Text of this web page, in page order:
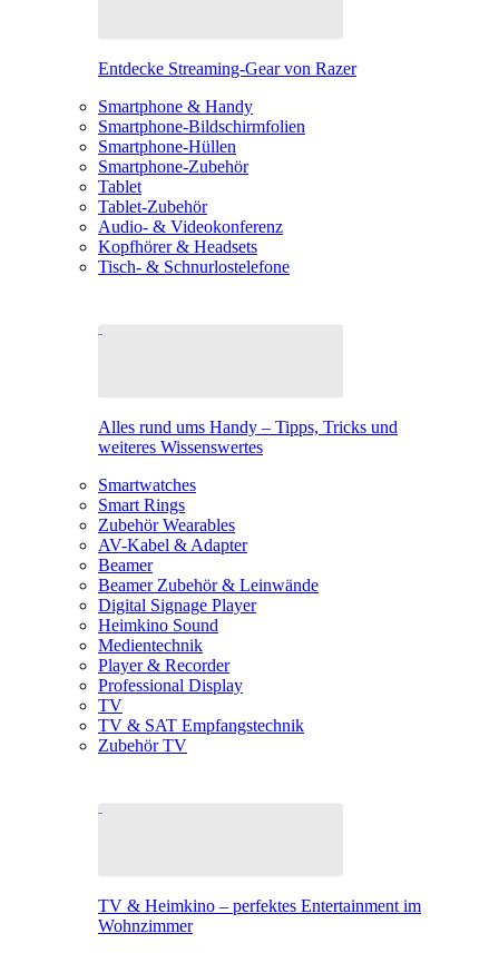
Entdecke Streaming-Gear von Razer
Smartphone & Handy
Smartphone-Bildschirmfolien
Smartphone-Hüllen
Smartphone-Zubehör
Tablet
Tablet-Zubehör
Audio- & Videokonferenz
Kopfhörer & Headsets
Tisch- & Schnurlostelefone
Alles rund ums Handy – Tipps, Tricks und
weiteres Wissenswertes
Smartwatches
Smart Rings
Zubehör Wearables
AV-Kabel & Adapter
Beamer
Beamer Zubehör & Leinwände
Digital Signage Player
Heimkino Sound
Medientechnik
Player & Recorder
Professional Display
TV
TV & SAT Empfangstechnik
Zubehör TV
TV & Heimkino – perfektes Entertainment im
Wohnzimmer